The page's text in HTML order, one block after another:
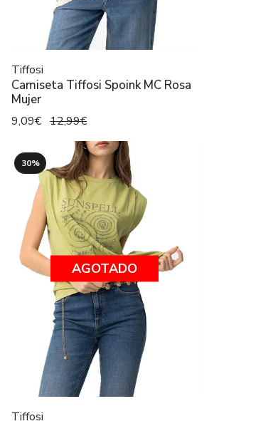
Tiffosi
Camiseta Tiffosi Spoink MC Rosa
Mujer
9,09€ 12,99€
30%
AGOTADO
Tiffosi